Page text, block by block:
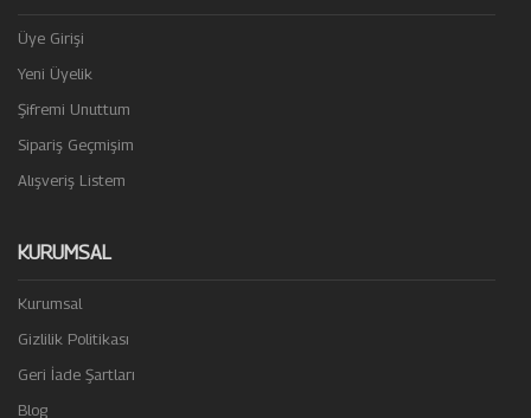
Üye Girişi
Yeni Üyelik
Şifremi Unuttum
Sipariş Geçmişim
Alışveriş Listem
KURUMSAL
Kurumsal
Gizlilik Politikası
Geri İade Şartları
Blog